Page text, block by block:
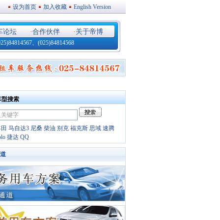
设为首页 加入收藏 English Version
论坛 ·合作伙伴 · 关于帝博
、(025)84814568
型搜索
马自达3 尼桑 柴油 别克 福克斯 思域 速腾
捷达 QQ